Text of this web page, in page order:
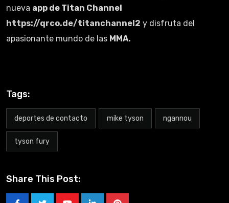
nueva app de Titan Channel
https://qrco.de/titanchannel2 y disfruta del
apasionante mundo de las MMA.
Tags:
deportes de contacto mike tyson ngannou
tyson fury
Share This Post: